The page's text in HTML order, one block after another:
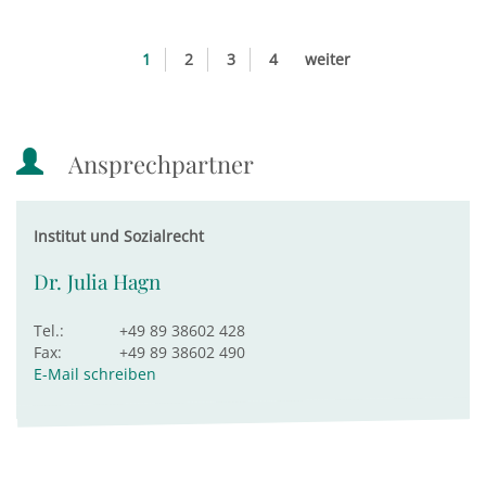
1 2 3 4 weiter
Ansprechpartner
Institut und Sozialrecht
Dr. Julia Hagn
Tel.:
+49 89 38602 428
Fax:
+49 89 38602 490
E-Mail schreiben